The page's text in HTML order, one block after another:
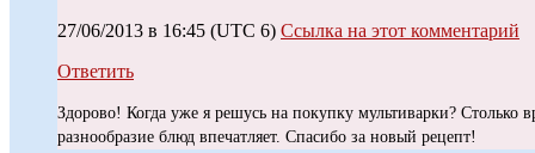
27/06/2013 в 16:45 (UTC 6) Ссылка на этот комментарий
Ответить
Здорово! Когда уже я решусь на покупку мультиварки? Столько
разнообразие блюд впечатляет. Спасибо за новый рецепт!